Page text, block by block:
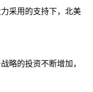
采用的支持下，北美
略的投资不断增加，